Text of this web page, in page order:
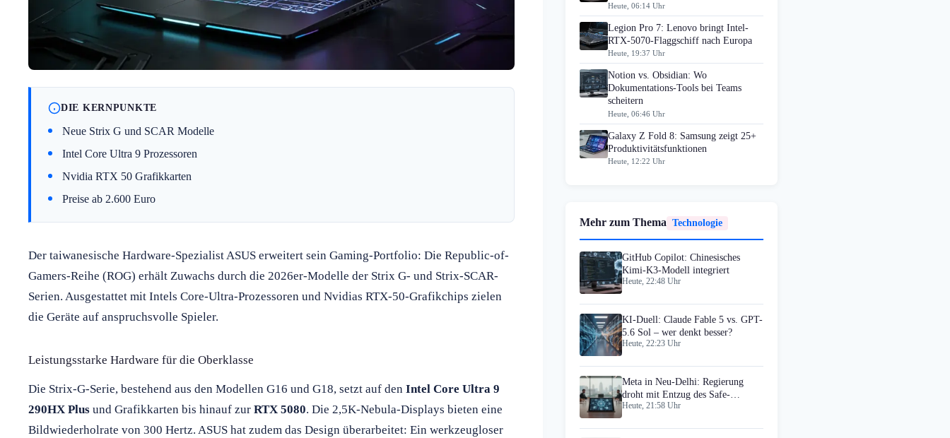
DIE KERNPUNKTE
Neue Strix G und SCAR Modelle
Intel Core Ultra 9 Prozessoren
Nvidia RTX 50 Grafikkarten
Preise ab 2.600 Euro
Der taiwanesische Hardware-Spezialist ASUS erweitert sein Gaming-Portfolio: Die Republic-of-
Gamers-Reihe (ROG) erhält Zuwachs durch die 2026er-Modelle der Strix G- und Strix-SCAR-
Serien. Ausgestattet mit Intels Core-Ultra-Prozessoren und Nvidias RTX-50-Grafikchips zielen
die Geräte auf anspruchsvolle Spieler.
Leistungsstarke Hardware für die Oberklasse
Die Strix-G-Serie, bestehend aus den Modellen G16 und G18, setzt auf den Intel Core Ultra 9
290HX Plus und Grafikkarten bis hinauf zur RTX 5080. Die 2,5K-Nebula-Displays bieten eine
Bildwiederholrate von 300 Hertz. ASUS hat zudem das Design überarbeitet: Ein werkzeugloser
Heute, 06:14 Uhr
Legion Pro 7: Lenovo bringt Intel-
RTX-5070-Flaggschiff nach Europa
Heute, 19:37 Uhr
Notion vs. Obsidian: Wo
Dokumentations-Tools bei Teams
scheitern
Heute, 06:46 Uhr
Galaxy Z Fold 8: Samsung zeigt 25+
Produktivitätsfunktionen
Heute, 12:22 Uhr
Mehr zum Thema Technologie
GitHub Copilot: Chinesisches
Kimi-K3-Modell integriert
Heute, 22:48 Uhr
KI-Duell: Claude Fable 5 vs. GPT-
5.6 Sol – wer denkt besser?
Heute, 22:23 Uhr
Meta in Neu-Delhi: Regierung
droht mit Entzug des Safe-
Harbour-Schutzes
Heute, 21:58 Uhr